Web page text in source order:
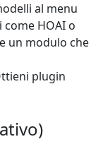
al menu
HOAI o
un modulo che
plugin